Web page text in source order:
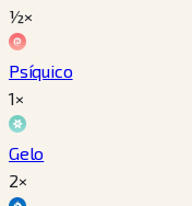
½×
Psíquico
1×
Gelo
2×